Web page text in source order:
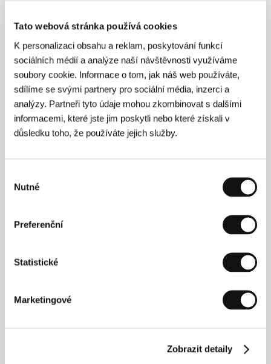
Tato webová stránka používá cookies
K personalizaci obsahu a reklam, poskytování funkcí
sociálních médií a analýze naší návštěvnosti využíváme
soubory cookie. Informace o tom, jak náš web používáte,
sdílíme se svými partnery pro sociální média, inzerci a
analýzy. Partneři tyto údaje mohou zkombinovat s dalšími
informacemi, které jste jim poskytli nebo které získali v
důsledku toho, že používáte jejich služby.
souhlasu
Nutné
Preferenční
Statistické
Marketingové
Zobrazit detaily
Nick Cave: 20 000 dní na Zemi
(20,000 Days on Earth)
Režie: Iain Forsyth, Jane Pollard / Velká Británie, 2014,
Režie: Benedikt Erlingsson / Island, Norsko, Německo,
2013, 81 min
Padající hvězda
(Stella cadente)